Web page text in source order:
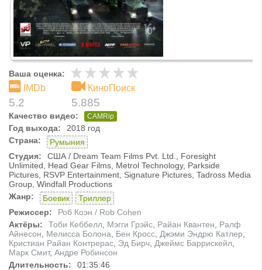
Ваша оценка:
IMDb
5.2
КиноПоиск
5.885
Качество видео: CAMRip
Год выхода:
2018 год
Страна:
Румыния
Студия:
США / Dream Team Films Pvt. Ltd., Foresight
Unlimited, Head Gear Films, Metrol Technology, Parkside
Pictures, RSVP Entertainment, Signature Pictures, Tadross Media
Group, Windfall Productions
Жанр:
Боевик
Триллер
Режиссер:
Роб Коэн / Rob Cohen
Актёры:
Тоби Кеббелл Мэгги Грэйс Райан Квантен
Ралф
Айнесон
Мелисса Болона Бен Кросс Джэми Эндрю Катлер
Кристиан Райан Контрерас Эд Бирч Джеймс Баррискейл
Марк Смит, Андре Робинсон
Длительность:
01:35:46